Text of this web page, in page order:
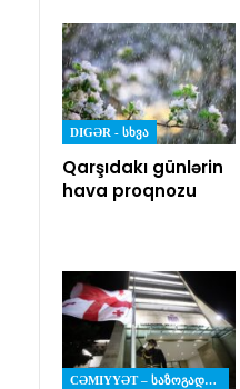
DIGƏR - ᲡᲮᲕᲐ
Qarşıdakı günlərin
hava proqnozu
CƏMIYYƏT – ᲡᲐᲖᲝᲒᲐᲓᲝᲔᲑᲐ